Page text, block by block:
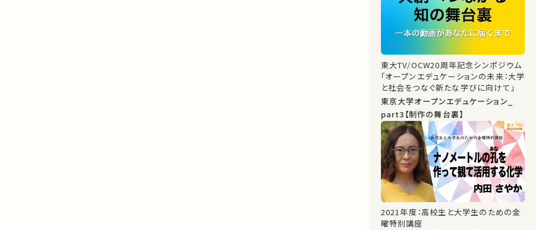
東大TV/OCW20周年記念シンポジウム
「オープンエデュケーションの未来：大学
と社会をつなぐ新たな学びに向けて」
東京大学オープンエデュケーション_
part3【制作の舞台裏】
2021年度：高校生と大学生のための金
曜特別講座